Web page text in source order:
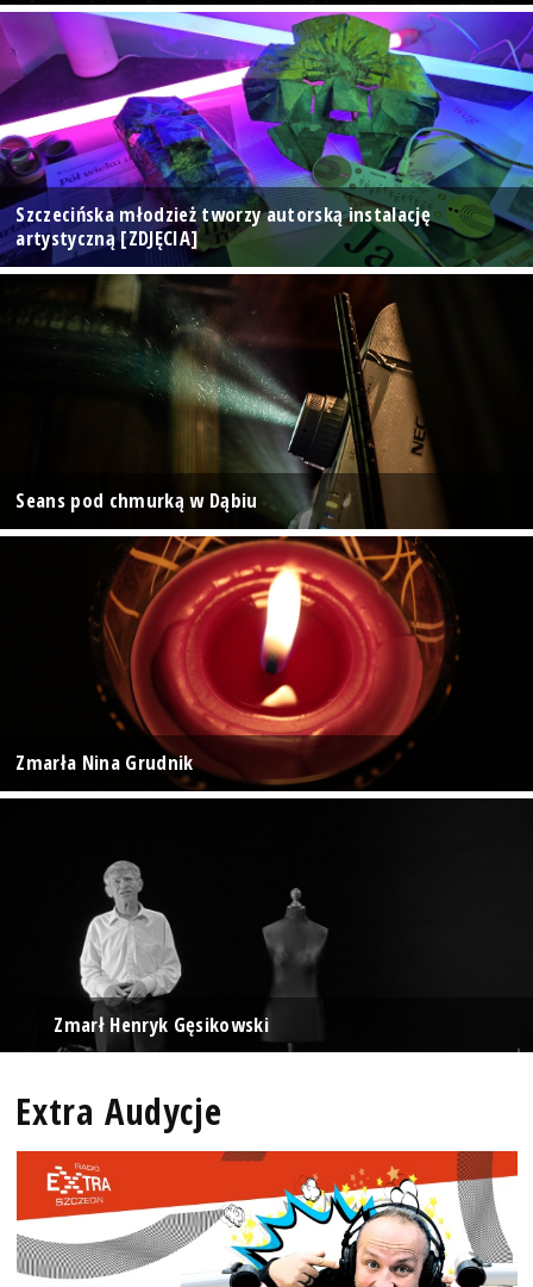
Szczecińska młodzież tworzy autorską instalację
artystyczną [ZDJĘCIA]
Seans pod chmurką w Dąbiu
Zmarła Nina Grudnik
Zmarł Henryk Gęsikowski
Extra Audycje